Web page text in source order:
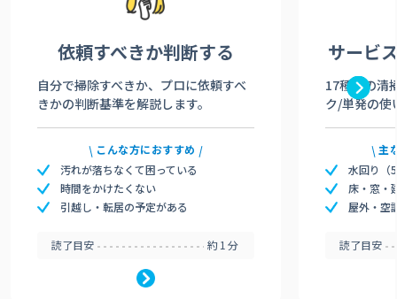
依頼すべきか判断する
自分で掃除すべきか、プロに依頼すべ
きかの判断基準を解説します。
こんな方におすすめ
汚れが落ちなくて困っている
時間をかけたくない
引越し・転居の予定がある
読了目安 約1分
サービ
17種類の清
ク/単発の使
主
水回り（
床・窓・
屋外・空
読了目安